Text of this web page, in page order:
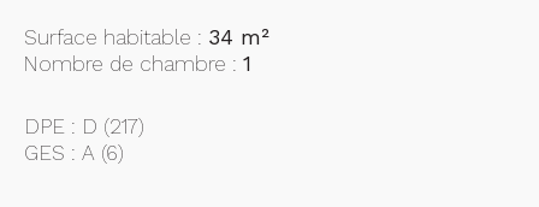
Surface habitable : 34 m²
Nombre de chambre : 1
DPE : D (217)
GES : A (6)